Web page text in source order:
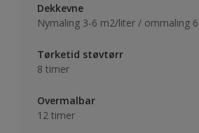
Dekkevne
Nymaling 3-6 m2/liter / ommaling
Tørketid støvtørr
8 timer
Overmalbar
12 timer